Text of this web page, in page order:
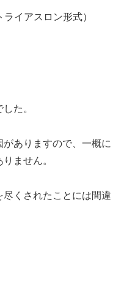
イアスロン形式）
た。
ありますので、一概に
ません。
くされたことには間違